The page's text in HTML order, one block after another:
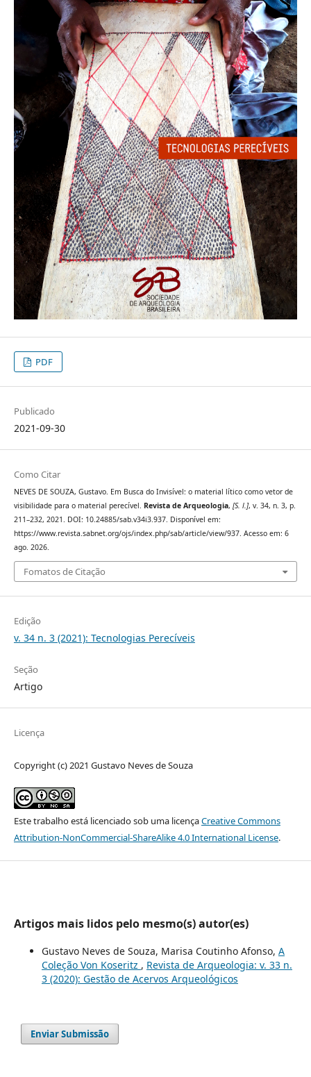
PDF
Publicado
2021-09-30
Como Citar
NEVES DE SOUZA, Gustavo. Em Busca do Invisível: o material lítico como vetor de
visibilidade para o material perecível. Revista de Arqueologia, [S. l.], v. 34, n. 3, p.
211–232, 2021. DOI: 10.24885/sab.v34i3.937. Disponível em:
https://www.revista.sabnet.org/ojs/index.php/sab/article/view/937. Acesso em: 6
ago. 2026.
Fomatos de Citação
Edição
v. 34 n. 3 (2021): Tecnologias Perecíveis
Seção
Artigo
Licença
Copyright (c) 2021 Gustavo Neves de Souza
Este trabalho está licenciado sob uma licençaCreative Commons
Attribution-NonCommercial-ShareAlike 4.0 International License.
Artigos mais lidos pelo mesmo(s) autor(es)
Gustavo Neves de Souza, Marisa Coutinho Afonso, A
Coleção Von Koseritz , Revista de Arqueologia: v. 33 n.
3 (2020): Gestão de Acervos Arqueológicos
Enviar Submissão